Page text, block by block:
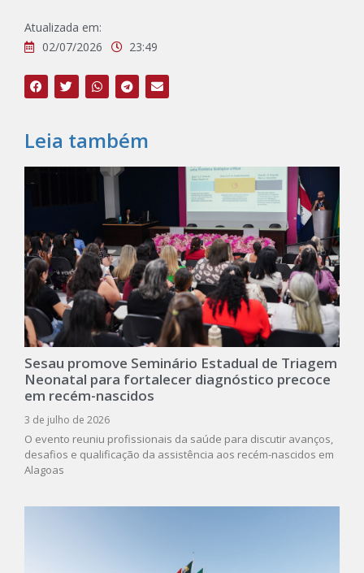
Atualizada em:
02/07/2026
23:49
Leia também
Sesau promove Seminário Estadual de Triagem
Neonatal para fortalecer diagnóstico precoce
em recém-nascidos
3 de julho de 2026
O evento reuniu profissionais da saúde para discutir avanços,
desafios e qualificação da assistência aos recém-nascidos em
Alagoas